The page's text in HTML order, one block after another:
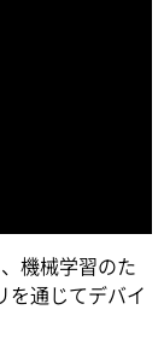
機械学習のた
を通じてデバイ